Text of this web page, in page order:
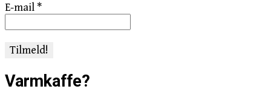
E-mail*
Varmkaffe?